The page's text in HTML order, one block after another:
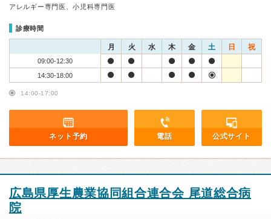
アレルギー専門医、小児科専門医
診療時間
月 火 水 木 金 土 日 祝
09:00-12:30
14:30-18:00
14:00-17:00
ネット予約 電話 公式サイト
広島県厚生農業協同組合連合会 尾道総合病
院